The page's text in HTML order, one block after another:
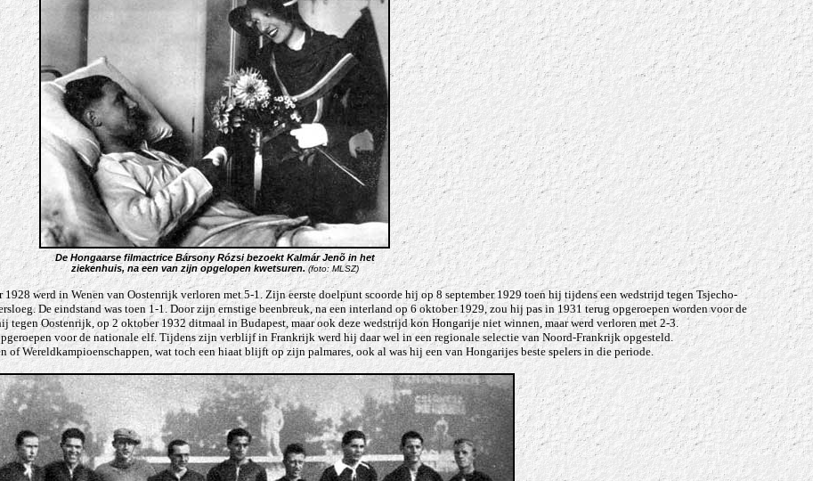
De Hongaarse filmactrice Bársony Rózsi bezoektKalmár Jenõ in het
ziekenhuis, na een van zijn opgelopen kwetsuren.(foto: MLSZ)
werd in Wenen van Oostenrijk verloren met 5-1. Zijn eerste doelpunt scoorde hij op 8 september 1929 toen hij tijdens een wedstrijd tegen Tsjecho-
De eindstand was toen 1-1. Door zijn ernstige beenbreuk, na een interland op 6 oktober 1929, zou hij pas in 1931 terug opgeroepen worden voor de
tegen Oostenrijk, op 2 oktober 1932 ditmaal in Budapest, maar ook deze wedstrijd kon Hongarije niet winnen, maar werd verloren met 2-3.
voor de nationale elf. Tijdens zijn verblijf in Frankrijk werd hij daar wel in een regionale selectie van Noord-Frankrijk opgesteld.
Wereldkampioenschappen, wat toch een hiaat blijft op zijn palmares, ook al was hij een van Hongarijes beste spelers in die periode.